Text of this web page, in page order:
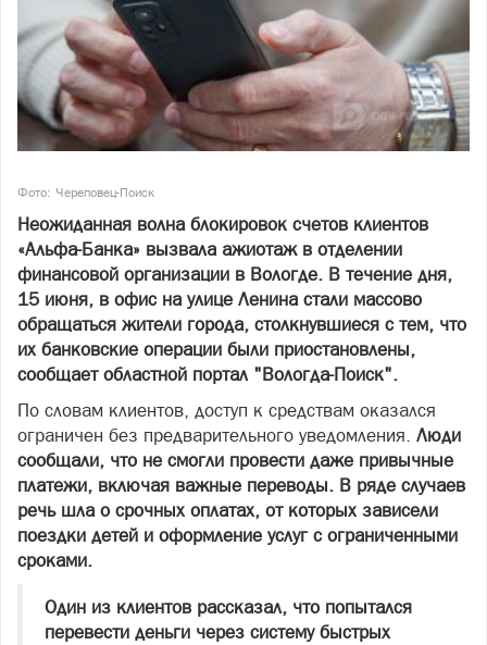
Фото: Череповец-Поиск
Неожиданная волна блокировок счетов клиентов
«Альфа-Банка» вызвала ажиотаж в отделении
финансовой организации в Вологде. В течение дня,
15 июня, в офис на улице Ленина стали массово
обращаться жители города, столкнувшиеся с тем, что
их банковские операции были приостановлены,
сообщает областной портал "Вологда-Поиск".
По словам клиентов, доступ к средствам оказался
ограничен без предварительного уведомления. Люди
сообщали, что не смогли провести даже привычные
платежи, включая важные переводы. В ряде случаев
речь шла о срочных оплатах, от которых зависели
поездки детей и оформление услуг с ограниченными
сроками.
Один из клиентов рассказал, что попытался
перевести деньги через систему быстрых